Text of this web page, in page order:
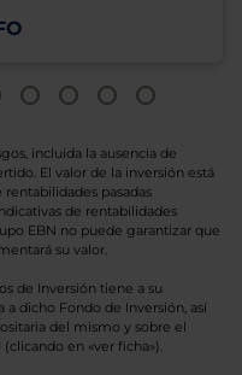
incluida la ausencia de
El valor de la inversión está
pasadas
de rentabilidades
EBN no puede garantizar que
su valor.
de Inversión tiene a su
dicho Fondo de Inversión, así
del mismo y sobre el
en «ver ficha»).